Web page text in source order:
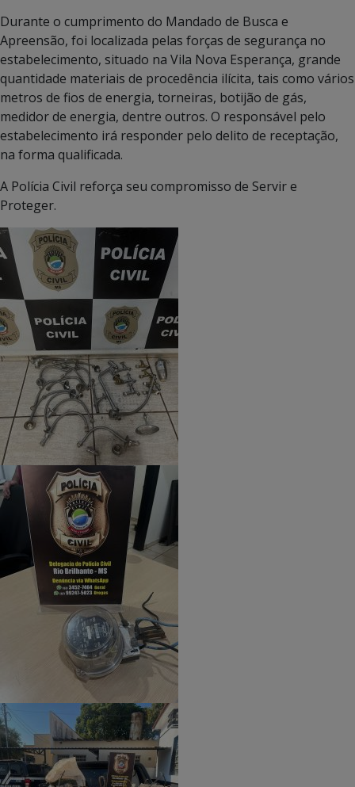
Durante o cumprimento do Mandado de Busca e
Apreensão, foi localizada pelas forças de segurança no
estabelecimento, situado na Vila Nova Esperança, grande
quantidade materiais de procedência ilícita, tais como vários
metros de fios de energia, torneiras, botijão de gás,
medidor de energia, dentre outros. O responsável pelo
estabelecimento irá responder pelo delito de receptação,
na forma qualificada.
A Polícia Civil reforça seu compromisso de Servir e
Proteger.